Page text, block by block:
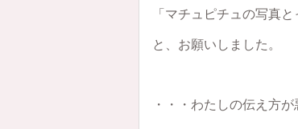
「マチュピチュの写真
と、お願いしました。
・・・わたしの伝え方